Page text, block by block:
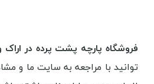
فروشگاه پارچه پشت پرده در اراک
توانید با مراجعه به سایت ما و